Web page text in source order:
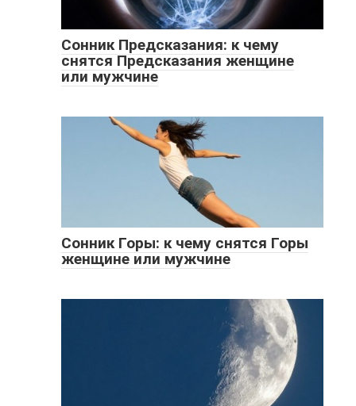
Сонник Предсказания: к чему
снятся Предсказания женщине
или мужчине
Сонник Горы: к чему снятся Горы
женщине или мужчине